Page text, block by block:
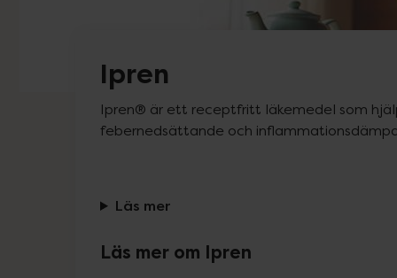
Ipren
Ipren® är ett receptfritt läkemedel som
febernedsättande och
Läs mer
Läs mer om Ipren